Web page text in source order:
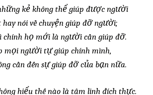
kẻ không thể giúp được người
nói về chuyện giúp đỡ người;
chính họ mới là người cần giúp đỡ.
mọi người tự giúp chính mình,
cần đến sự giúp đỡ của bạn nữa.
hiểu thế nào là tâm linh đích thực.